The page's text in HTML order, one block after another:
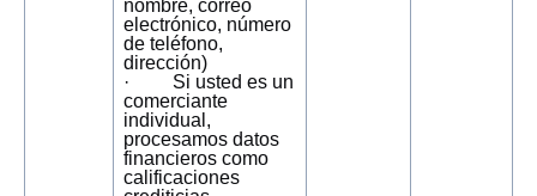
nombre, correo
electrónico, número
de teléfono,
dirección)
· Si usted es un
comerciante
individual,
procesamos datos
financieros como
calificaciones